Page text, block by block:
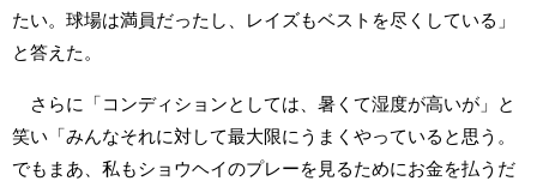
たい。球場は満員だったし、レイズもベストを尽くしている」
と答えた。
さらに「コンディションとしては、暑くて湿度が高いが」と
笑い「みんなそれに対して最大限にうまくやっていると思う。
でもまあ、私もショウヘイのプレーを見るためにお金を払うだ